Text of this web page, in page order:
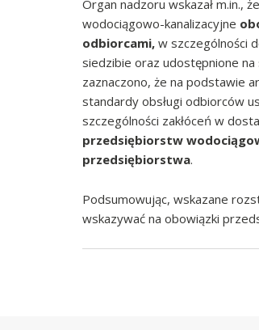
Organ nadzoru wskazał m.in.,
wodociągowo-kanalizacyjne
odbiorcami, w szczególności
siedzibie oraz udostępnione
zaznaczono, że na podstawie
standardy obsługi odbiorców
szczególności zakłóceń w
przedsiębiorstw
przedsiębiorstwa.
Podsumowując, wskazane
wskazywać na obowiązki